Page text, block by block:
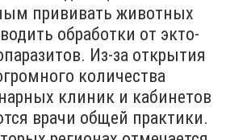
прививать животных
обработки от экто-
Из-за открытия
количества
клиник и кабинетов
врачи общей практики.